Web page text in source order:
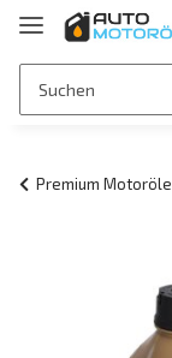
Premium Motoröle